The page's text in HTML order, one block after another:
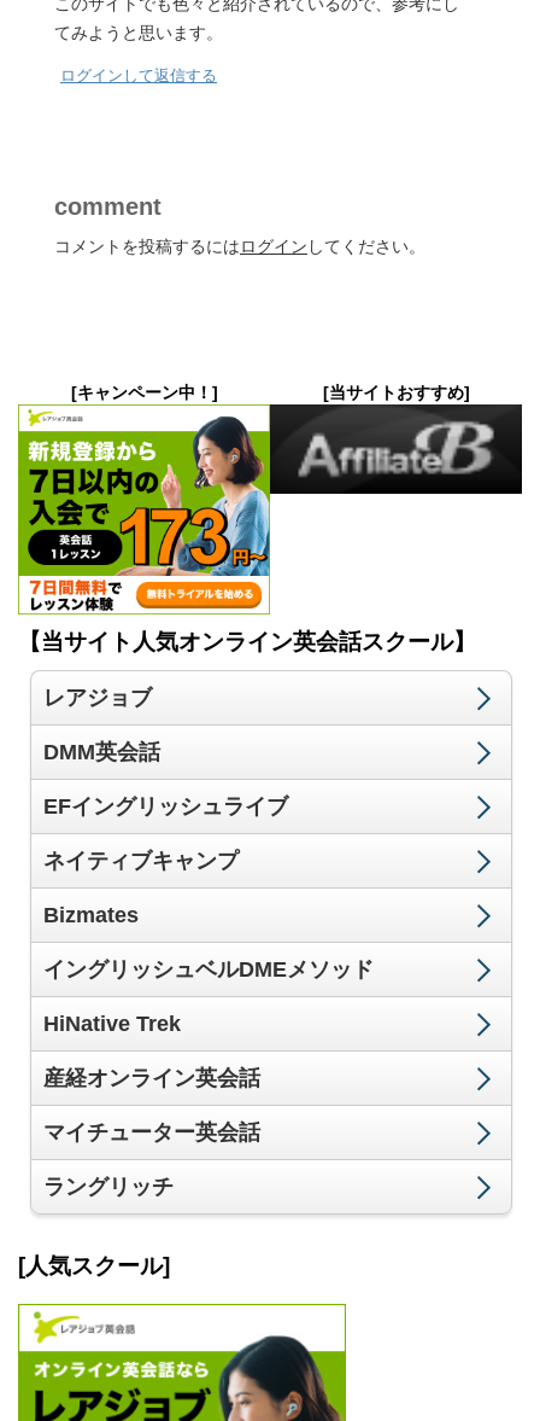
てみようと思います。
ログインして返信する
comment
コメントを投稿するにはログイン してください。
[キャンペーン中！] [当サイトおすすめ]
【当サイト人気オンライン英会話スクール】
レアジョブ
DMM英会話
EFイングリッシュライブ
ネイティブキャンプ
Bizmates
イングリッシュベルDMEメソッド
HiNative Trek
産経オンライン英会話
マイチューター英会話
ラングリッチ
[人気スクール]